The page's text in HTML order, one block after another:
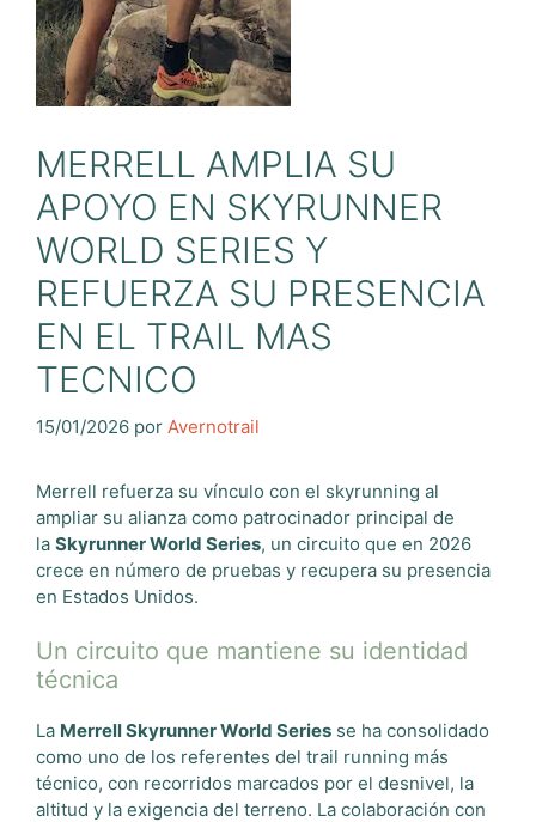
MERRELL AMPLIA SU
APOYO EN SKYRUNNER
WORLD SERIES Y
REFUERZA SU PRESENCIA
EN EL TRAIL MAS
TECNICO
15/01/2026 por Avernotrail
Merrell refuerza su vínculo con el skyrunning al
ampliar su alianza como patrocinador principal de
la Skyrunner World Series, un circuito que en 2026
crece en número de pruebas y recupera su presencia
en Estados Unidos.
Un circuito que mantiene su identidad
técnica
La Merrell Skyrunner World Series se ha consolidado
como uno de los referentes del trail running más
técnico, con recorridos marcados por el desnivel, la
altitud y la exigencia del terreno. La colaboración con